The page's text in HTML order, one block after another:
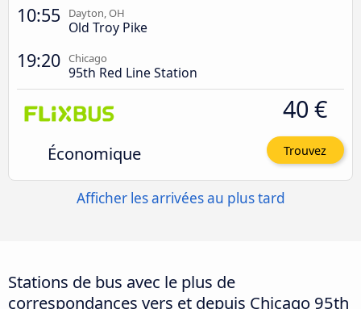
10:55 Dayton, OH
Old Troy Pike
19:20 Chicago
95th Red Line Station
Économique
40 €
Trouvez
Afficher les arrivées au plus tard
Stations de bus avec le plus de
correspondances vers et depuis Chicago 95th